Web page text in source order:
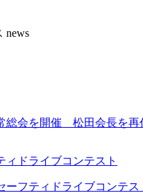
news
総会を開催 松田会長を再
ィドライブコンテスト
ーフティドライブコンテス